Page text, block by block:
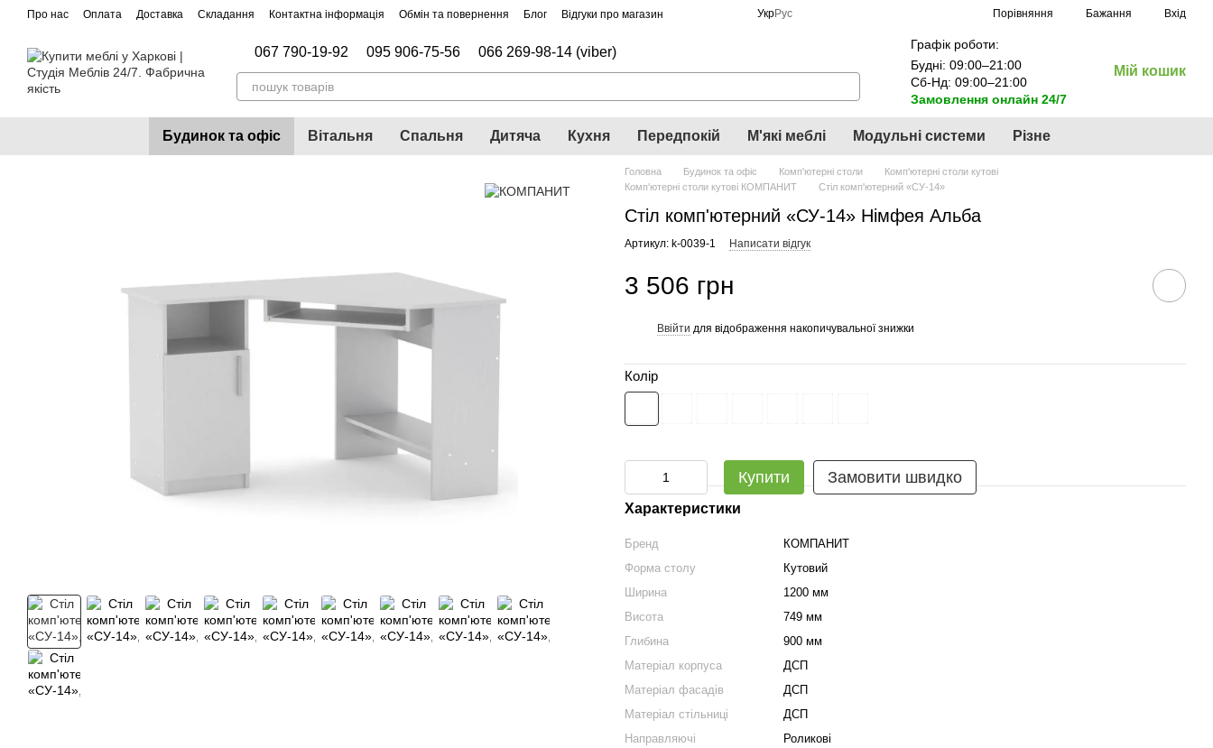
Перейти до основного контенту
Про нас Оплата Доставка Складання Контактна інформація Обмін та повернення Блог Відгуки про магазин УкрРус Порівняння Бажання Вхід
067 790-19-92 095 906-75-56 066 269-98-14 (viber)
Графік роботи:
Будні: 09:00–21:00
Сб-Нд: 09:00–21:00
Замовлення онлайн 24/7
Мій кошик
Будинок та офіс Вітальня Спальня Дитяча Кухня Передпокій М'які меблі Модульні системи Різне
Головна Будинок та офіс Комп'ютерні столи
Комп'ютерні столи кутові
Комп'ютерні столи кутові КОМПАНИТ
Стіл комп'ютерний «СУ-14»
Стіл комп'ютерний «СУ-14» Німфея Альба
Артикул: k-0039-1 Написати відгук
3 506 грн
Ввійти для відображення накопичувальної знижки
Колір
Купити Замовити швидко
Характеристики
Бренд
КОМПАНИТ
Форма столу
Кутовий
Ширина
1200 мм
Висота
749 мм
Глибина
900 мм
Матеріал корпуса
ДСП
Матеріал фасадів
ДСП
Матеріал стільниці
ДСП
Направляючі
Роликові